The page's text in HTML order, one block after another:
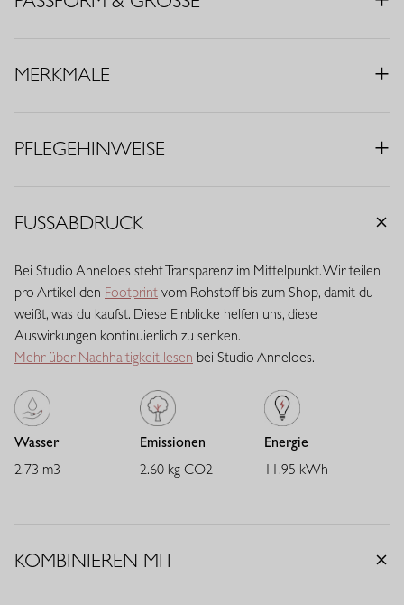
• Knöpfe
Travelstoff ist ein komfortabler, pflegeleichter Stretchstoff, der
Haut an. Dank seiner atmungsaktiven Qualität, der
schnelltrocknenden Eigenschaften und des angenehmen
leichte Qualität mit eleganter Optik, die den ganzen Tag ihre Form
behält.
MERKMALE
PFLEGEHINWEISE
FUSSABDRUCK
Bei Studio Anneloes steht Transparenz im Mittelpunkt. Wir teilen
pro Artikel den Footprint vom Rohstoff bis zum Shop, damit du
weißt, was du kaufst. Diese Einblicke helfen uns, diese
Auswirkungen kontinuierlich zu senken.
Mehr über Nachhaltigkeit lesen bei Studio Anneloes.
Wasser
2.73 m3
Emissionen
2.60 kg CO2
Energie
11.95 kWh
KOMBINIEREN MIT